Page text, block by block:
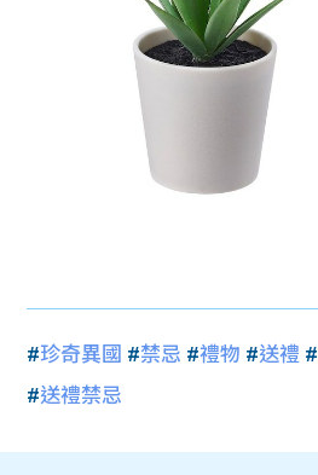
#珍奇異國 #禁忌 #禮物 #送禮 #
#送禮禁忌